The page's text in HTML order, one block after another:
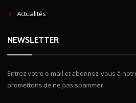
Actualités
NEWSLETTER
Entrez votre e-mail et abonnez-vous à
promettons de ne pas spammer.